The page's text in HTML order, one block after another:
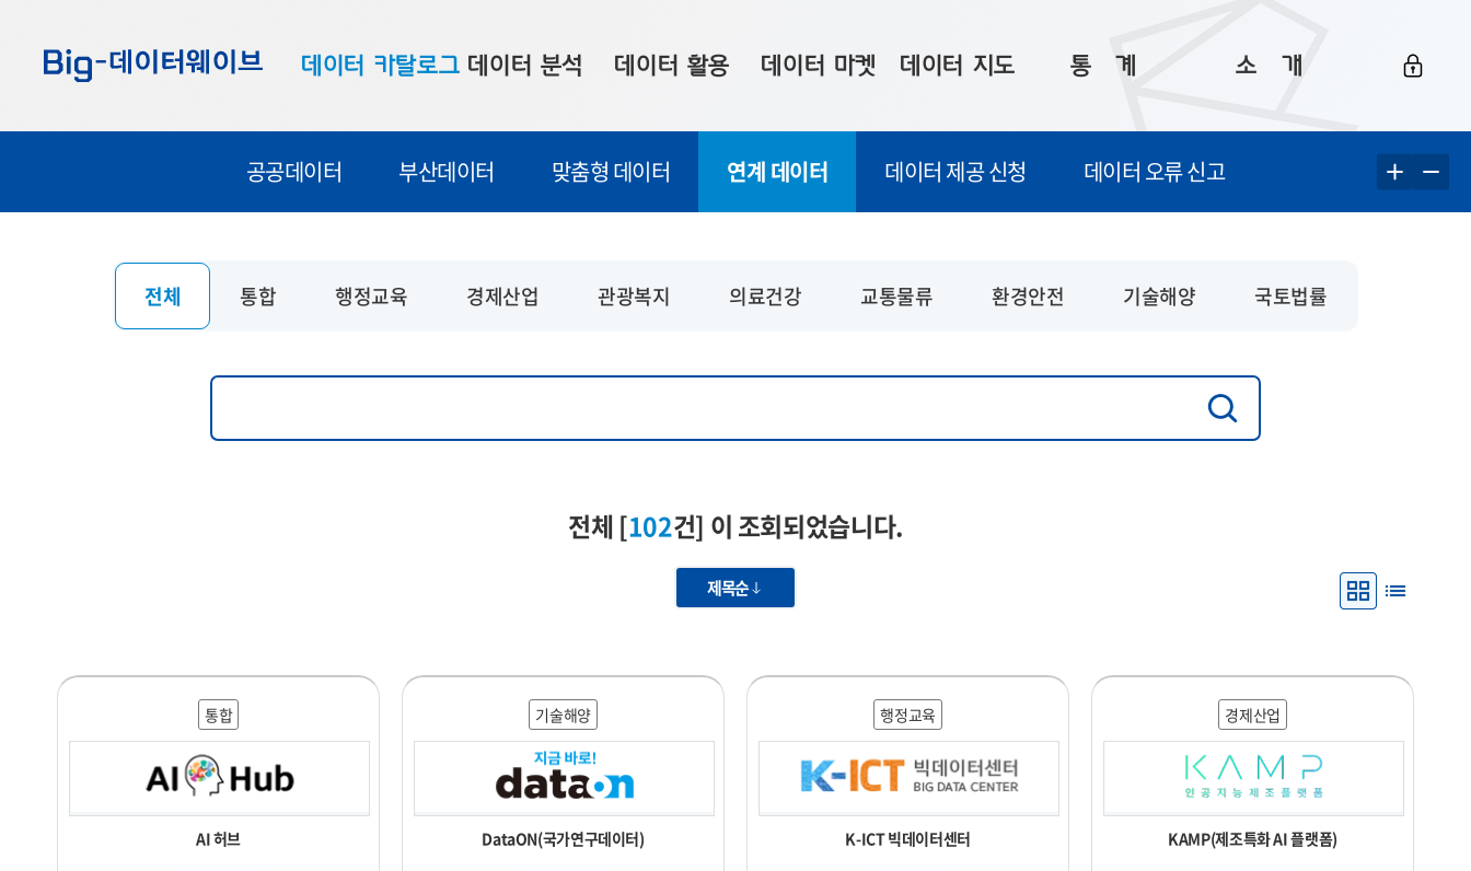
기
기
기
데이터 카탈로그
부산데이터
데이터 분석
우수사례
데이터 활용
시각화 서비스
데이터 마켓
맞춤형 의뢰
데이터 지도
데이터 현황
통ㅤ계
통계로 보는 부산
소ㅤ개
공지사항
공공데이터 부산데이터 맞춤형 데이터 연계 데이터 데이터 제공 신청 데이터 오류 신고
전체 통합 행정교육 경제산업 관광복지 의료건강 교통물류 환경안전 기술해양 국토법률
전체 [102건] 이 조회되었습니다.
제목순
통합
AI 허브
기술해양
DataON(국가연구데이터)
행정교육
K-ICT 빅데이터센터
경제산업
KAMP(제조특화 AI 플랫폼)